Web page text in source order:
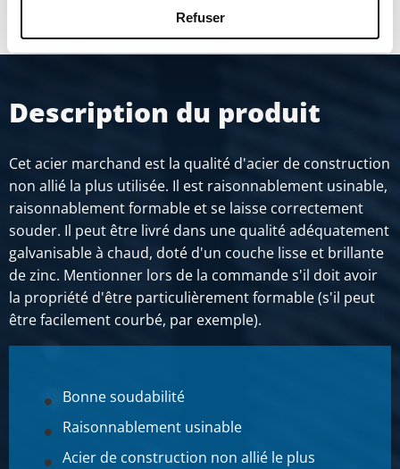
Refuser
Description du produit
Cet acier marchand est la qualité d'acier de construction
non allié la plus utilisée. Il est raisonnablement usinable,
raisonnablement formable et se laisse correctement
souder. Il peut être livré dans une qualité adéquatement
galvanisable à chaud, doté d'un couche lisse et brillante
de zinc. Mentionner lors de la commande s'il doit avoir
la propriété d'être particulièrement formable (s'il peut
être facilement courbé, par exemple).
Bonne soudabilité
Raisonnablement usinable
Acier de construction non allié le plus